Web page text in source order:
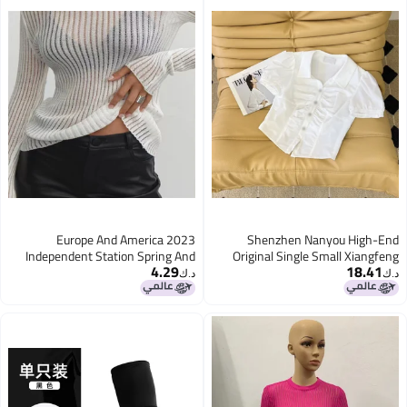
Shenzhen Nanyou High-End
Original Single Small Xiangfeng
Diamond Buckle Waist Double-
Layer Cloth Cut Pleated Design
د.ك‏18.41
2023 Europe And America
Independent Station Spring And
Long Sleeve Round Neck Thin
Breathable Knitted Wool Top
د.ك‏4.29